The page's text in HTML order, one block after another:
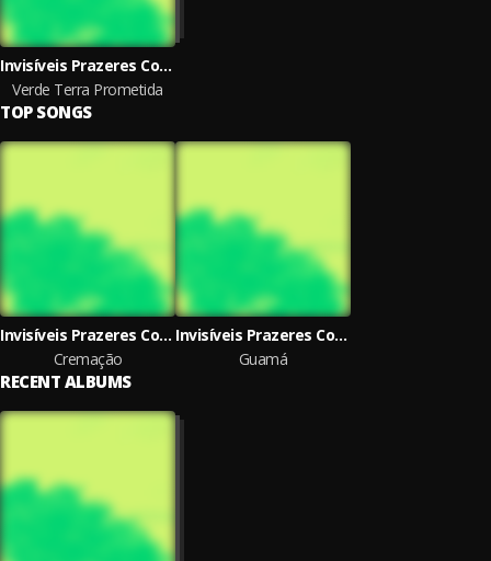
Invisíveis Prazeres Cotidianos
Verde Terra Prometida
TOP SONGS
Invisíveis Prazeres Cotidianos
Cremação
Invisíveis Prazeres Cotidianos
Guamá
RECENT ALBUMS